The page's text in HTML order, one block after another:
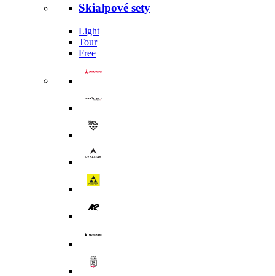
Skialpové sety
Light
Tour
Free